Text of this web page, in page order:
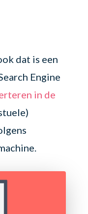
dat is een
Engine
in de